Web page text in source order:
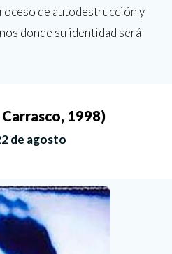
de autodestrucción y
donde su identidad será
1998)
de agosto